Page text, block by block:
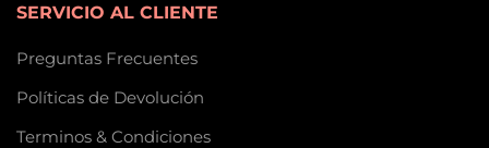
SERVICIO AL CLIENTE
Preguntas Frecuentes
Políticas de Devolución
Terminos & Condiciones